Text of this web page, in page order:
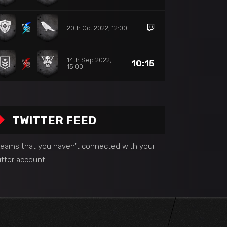
20th Oct 2022, 12:00
14th Sep 2022,
15:00
10:15
TWITTER FEED
that you haven't connected with your
account